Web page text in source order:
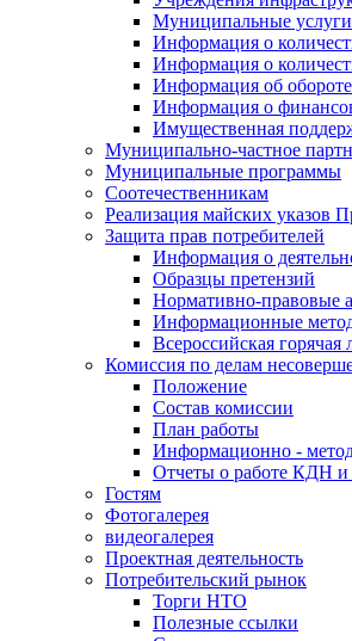
Муниципальные услуги
Информация о
Информация о
Информация об обороте
Информация о
Имущественная
Муниципально-частное
Муниципальные программы
Соотечественникам
Реализация майских указов
Защита прав потребителей
Информация о
Образцы претензий
Нормативно-правовые
Информационные
Всероссийская
Комиссия по делам
Положение
Состав комиссии
План работы
Информационно -
Отчеты о работе КДН
Гостям
Фотогалерея
видеогалерея
Проектная деятельность
Потребительский рынок
Торги НТО
Полезные ссылки